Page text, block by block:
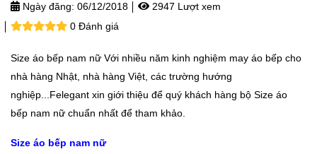
Ngày đăng: 06/12/2018
2947 Lượt xem
0 Đánh giá
Size áo bếp nam nữ Với nhiều năm kinh nghiệm may áo bếp cho
nhà hàng Nhật, nhà hàng Việt, các trường hướng
nghiệp...Felegant xin giới thiệu để quý khách hàng bộ Size áo
bếp nam nữ chuẩn nhất để tham khảo.
Size áo bếp nam nữ